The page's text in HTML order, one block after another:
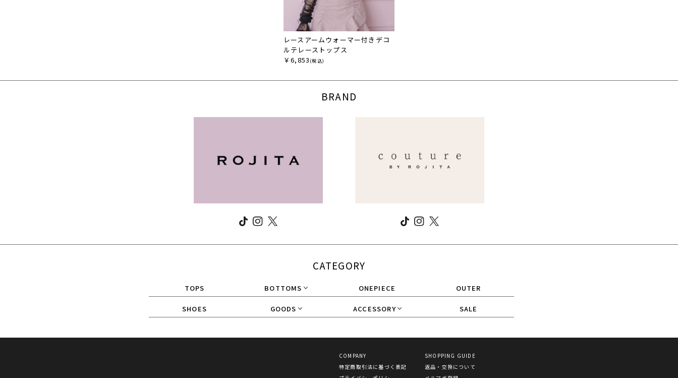
レースアームウォーマー付きデコ
ルテレーストップス
￥6,853 (税込)
BRAND
CATEGORY
TOPS BOTTOMS ONEPIECE OUTER
SHOES GOODS ACCESSORY SALE
COMPANY
SHOPPING GUIDE
特定商取引法に基づく表記
返品・交換について